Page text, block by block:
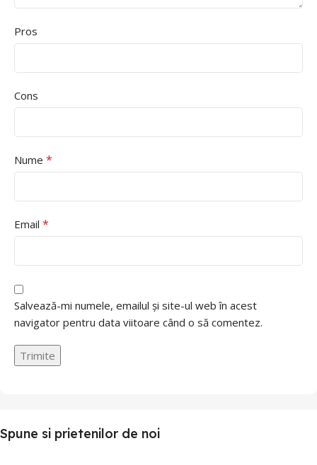
Pros
Cons
Nume *
Email *
Salvează-mi numele, emailul și site-ul web în acest
navigator pentru data viitoare când o să comentez.
Spune si prietenilor de noi